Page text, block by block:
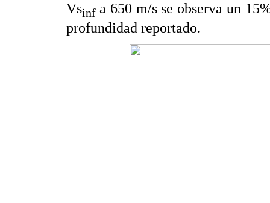
Vsinf a 650 m/s se observa un
profundidad reportado.